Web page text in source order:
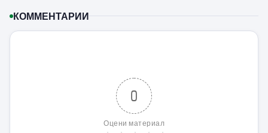
КОММЕНТАРИИ
0
Оцени материал